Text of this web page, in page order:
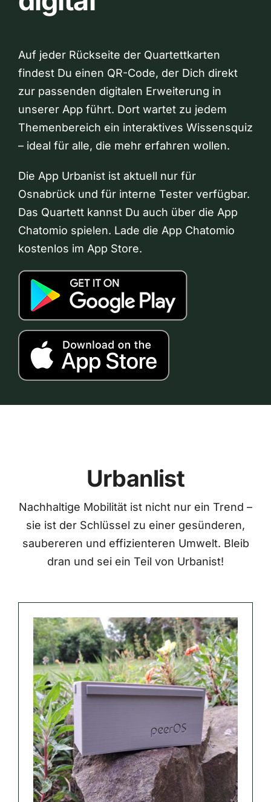
Auf jeder Rückseite der Quartettkarten
findest Du einen QR-Code, der Dich direkt
zur passenden digitalen Erweiterung in
unserer App führt. Dort wartet zu jedem
Themenbereich ein interaktives Wissensquiz
– ideal für alle, die mehr erfahren wollen.
Die App Urbanist ist aktuell nur für
Osnabrück und für interne Tester verfügbar.
Das Quartett kannst Du auch über die App
Chatomio spielen. Lade die App Chatomio
kostenlos im App Store.
Urbanlist
Nachhaltige Mobilität ist nicht nur ein Trend –
sie ist der Schlüssel zu einer gesünderen,
saubereren und effizienteren Umwelt. Bleib
dran und sei ein Teil von Urbanist!